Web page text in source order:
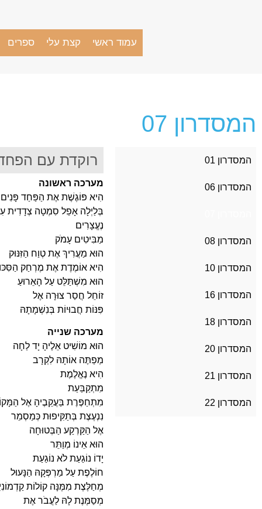
עמוד ראשי קצת עלי ספרים
המסדרון 07
המסדרון 01
המסדרון 06
המסדרון 08
המסדרון 10
המסדרון 16
המסדרון 18
המסדרון 20
המסדרון 21
המסדרון 22
רוקדת עם
מערכה ראשונה
הִיא פּוֹגֶשֶׁת אֶת הַפַּחַד פָּנִים
בְּלַיְלָה אָפֵל סִמְטָה צְדָדִית
נֶעֱצָרִים
מַבִּיטִים עָמֹק
הוּא מַעֲרִיךְ אֶת טְוַח הַזִּנּוּק
הִיא אוֹמֶדֶת אֶת מֶרְחַק
הוּא מִשְׁתַּלֵּט עַל הָאֵרוּעַ
זוֹחֵל חֲסַר צוּרָה אֶל
פִּנּוֹת חֲבוּיוֹת בְּנִשְׁמָתָהּ
מערכה שנייה
הוּא מוֹשִׁיט אֵלֶיהָ יָד לַחָה
מְפַתֶּה אוֹתָהּ לִקְרָב
הִיא נֶאֱלֶמֶת
מִתְקַבַּעַת
מִתְחַפֶּרֶת בַּעֲקֵבֶיהָ אֶל
נִנְעֶצֶת בְּתַקִּיפוּת כְּמַסְמֵר
אֶל הַקַּרְקַע הַבְּטוּחָה
הוּא אֵינוֹ מְוַתֵּר
יָדוֹ נוֹגַעַת לֹא נוֹגַעַת
חוֹלֶפֶת עַל מַרְפְּקָהּ הַנָּעוּל
מְחַלֶּצֶת מִמֶּנָּה קוֹלוֹת
מְסַמֶּנֶת לָהּ לַעֲבֹר אֶת